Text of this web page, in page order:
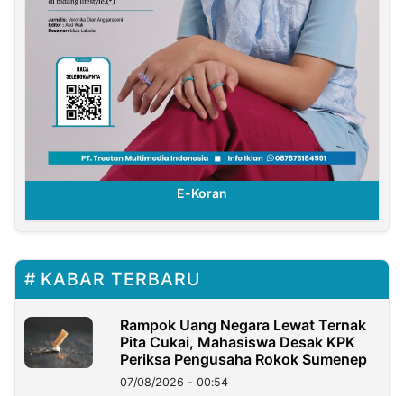
E-Koran
KABAR TERBARU
Rampok Uang Negara Lewat Ternak
Pita Cukai, Mahasiswa Desak KPK
Periksa Pengusaha Rokok Sumenep
07/08/2026 - 00:54